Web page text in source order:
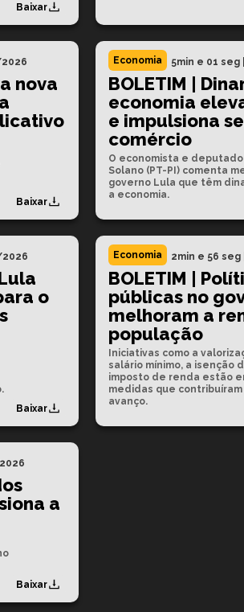
Baixar
nova
Baixar
Economia 5min e 01 seg|
BOLETIM |
economia
e impulsiona
comércio
O economista e
Solano (PT-PI) comenta
governo Lula que têm
a economia.
o
Baixar
Economia 2min e 56 seg|
BOLETIM |
públicas no
melhoram a
população
Iniciativas como a
salário mínimo, a isenção
imposto de renda estão
medidas que contribuíram
avanço.
a
Baixar